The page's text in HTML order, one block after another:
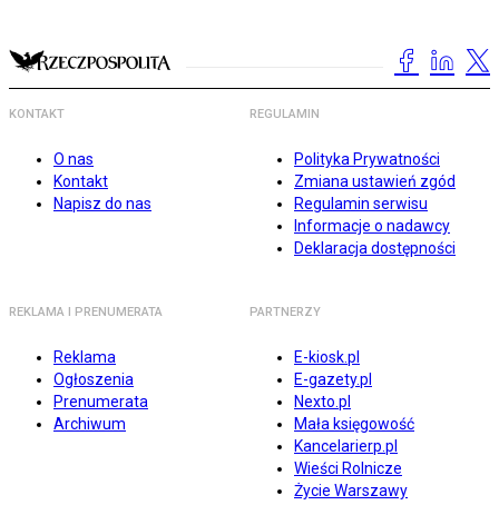
KONTAKT
O nas
Kontakt
Napisz do nas
REGULAMIN
Polityka Prywatności
Zmiana ustawień zgód
Regulamin serwisu
Informacje o nadawcy
Deklaracja dostępności
REKLAMA I PRENUMERATA
Reklama
Ogłoszenia
Prenumerata
Archiwum
PARTNERZY
E-kiosk.pl
E-gazety.pl
Nexto.pl
Mała księgowość
Kancelarierp.pl
Wieści Rolnicze
Życie Warszawy